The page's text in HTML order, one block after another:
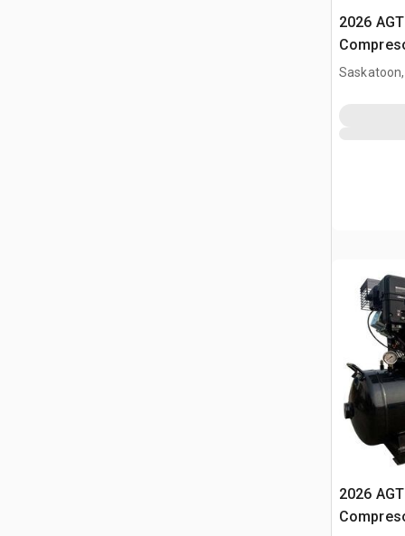
2026
Saskatoon,
2026